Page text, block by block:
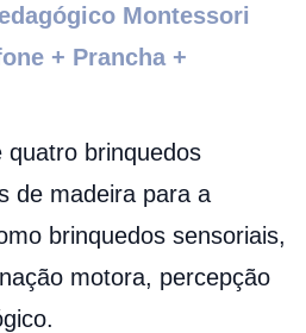
Montessori
+ Prancha +
quatro brinquedos
de madeira para a
brinquedos sensoriais,
motora, percepção